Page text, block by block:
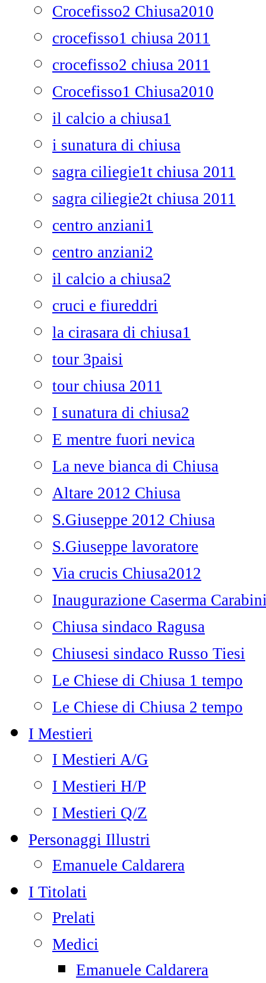
Crocefisso2 Chiusa2010
crocefisso1 chiusa 2011
crocefisso2 chiusa 2011
Crocefisso1 Chiusa2010
il calcio a chiusa1
i sunatura di chiusa
sagra ciliegie1t chiusa 2011
sagra ciliegie2t chiusa 2011
centro anziani1
centro anziani2
il calcio a chiusa2
cruci e fiureddri
la cirasara di chiusa1
tour 3paisi
tour chiusa 2011
I sunatura di chiusa2
E mentre fuori nevica
La neve bianca di Chiusa
Altare 2012 Chiusa
S.Giuseppe 2012 Chiusa
S.Giuseppe lavoratore
Via crucis Chiusa2012
Inaugurazione Caserma
Chiusa sindaco Ragusa
Chiusesi sindaco Russo Tiesi
Le Chiese di Chiusa 1 tempo
Le Chiese di Chiusa 2 tempo
I Mestieri
I Mestieri A/G
I Mestieri H/P
I Mestieri Q/Z
Personaggi Illustri
Emanuele Caldarera
I Titolati
Prelati
Medici
Emanuele Caldarera